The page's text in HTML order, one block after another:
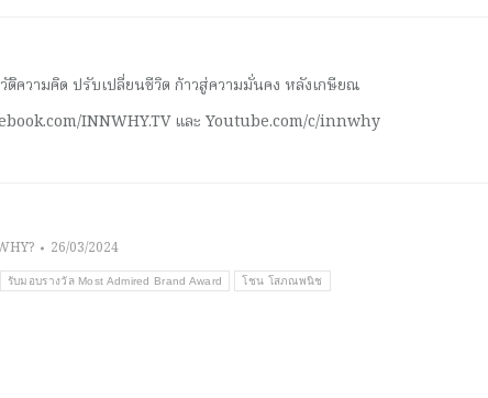
ความคิด ปรับเปลี่ยนชีวิต ก้าวสู่ความมั่นคง หลังเกษียณ
INNWHY.TV และ Youtube.com/c/innwhy
26/03/2024
รับมอบรางวัล Most Admired Brand Award โชน โสภณพนิช